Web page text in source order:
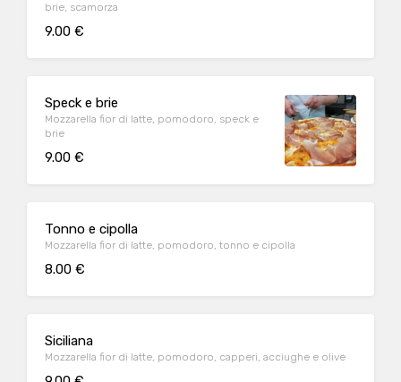
brie, scamorza
9.00 €
Speck e brie
Mozzarella fior di latte, pomodoro, speck e
brie
9.00 €
Tonno e cipolla
Mozzarella fior di latte, pomodoro, tonno e cipolla
8.00 €
Siciliana
Mozzarella fior di latte, pomodoro, capperi, acciughe e olive